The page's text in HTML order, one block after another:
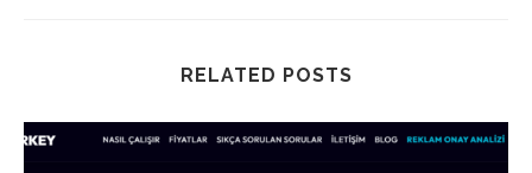
RELATED POSTS